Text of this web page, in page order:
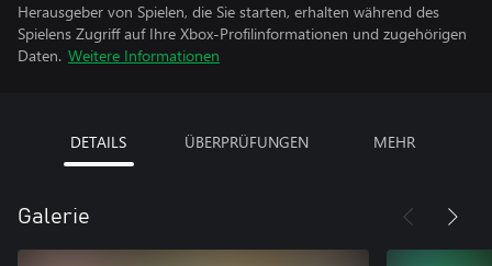
Herausgeber von Spielen, die Sie starten, erhalten während des
Spielens Zugriff auf Ihre Xbox-Profilinformationen und zugehörigen
Daten. Weitere Informationen
DETAILS ÜBERPRÜFUNGEN MEHR
Galerie